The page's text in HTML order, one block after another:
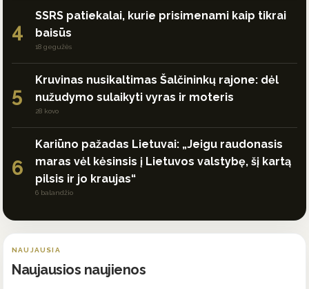
4
SSRS patiekalai, kurie prisimenami kaip tikrai
baisūs
18 gegužės
5
Kruvinas nusikaltimas Šalčininkų rajone: dėl
nužudymo sulaikyti vyras ir moteris
28 kovo
6
Kariūno pažadas Lietuvai: „Jeigu raudonasis
maras vėl kėsinsis į Lietuvos valstybę, šį kartą
pilsis ir jo kraujas“
6 balandžio
NAUJAUSIA
Naujausios naujienos